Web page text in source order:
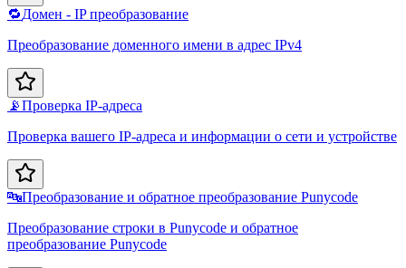
🔁Домен - IP преобразование
Преобразование доменного имени в адрес IPv4
📡Проверка IP-адреса
Проверка вашего IP-адреса и информации о сети и устройстве
🔤Преобразование и обратное преобразование Punycode
Преобразование строки в Punycode и обратное
преобразование Punycode